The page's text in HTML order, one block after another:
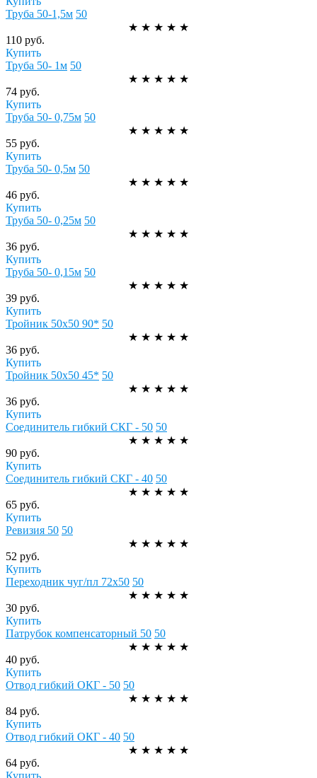
Труба 50-1,5м 50
★ ★ ★ ★ ★
110 руб.
Купить
Труба 50- 1м 50
★ ★ ★ ★ ★
74 руб.
Купить
Труба 50- 0,75м 50
★ ★ ★ ★ ★
55 руб.
Купить
Труба 50- 0,5м 50
★ ★ ★ ★ ★
46 руб.
Купить
Труба 50- 0,25м 50
★ ★ ★ ★ ★
36 руб.
Купить
Труба 50- 0,15м 50
★ ★ ★ ★ ★
39 руб.
Купить
Тройник 50х50 90* 50
★ ★ ★ ★ ★
36 руб.
Купить
Тройник 50х50 45* 50
★ ★ ★ ★ ★
36 руб.
Купить
Соединитель гибкий СКГ - 50 50
★ ★ ★ ★ ★
90 руб.
Купить
Соединитель гибкий СКГ - 40 50
★ ★ ★ ★ ★
65 руб.
Купить
Ревизия 50 50
★ ★ ★ ★ ★
52 руб.
Купить
Переходник чуг/пл 72х50 50
★ ★ ★ ★ ★
30 руб.
Купить
Патрубок компенсаторный 50 50
★ ★ ★ ★ ★
40 руб.
Купить
Отвод гибкий ОКГ - 50 50
★ ★ ★ ★ ★
84 руб.
Купить
Отвод гибкий ОКГ - 40 50
★ ★ ★ ★ ★
64 руб.
Купить